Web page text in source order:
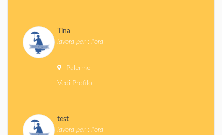
Tina
lavora per : l'ora
Palermo
Vedi Profilo
test
lavora per : l'ora